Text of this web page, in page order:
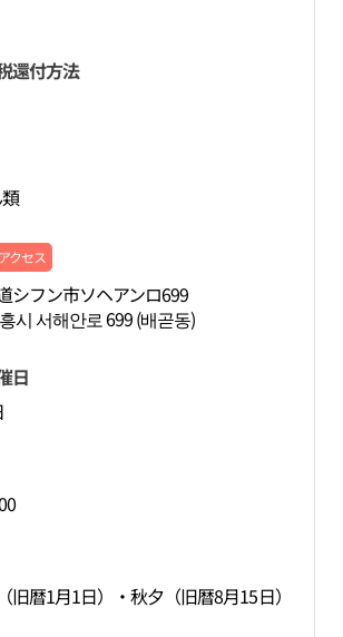
還付方法
アクセス
シフン市ソヘアンロ699
시 서해안로 699 (배곧동)
日
旧暦1月1日）・秋夕（旧暦8月15日）